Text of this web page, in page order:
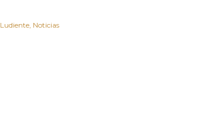
Ludiente Noticias